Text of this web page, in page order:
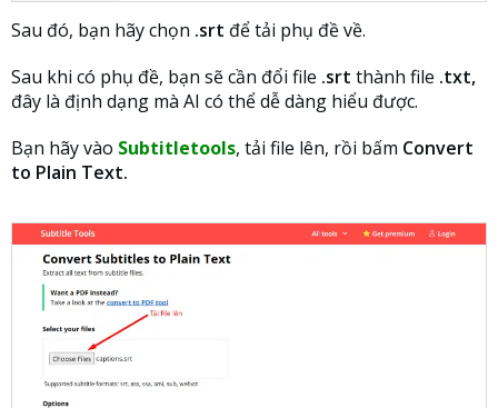
Sau đó, bạn hãy chọn .srt để tải phụ đề về.
Sau khi có phụ đề, bạn sẽ cần đổi file .srt thành file .txt,
đây là định dạng mà AI có thể dễ dàng hiểu được.
Bạn hãy vào Subtitletools, tải file lên, rồi bấm Convert
to Plain Text.